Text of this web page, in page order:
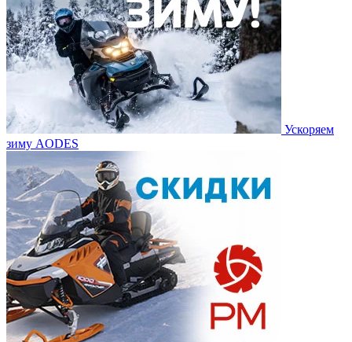
Ускоряем
зиму AODES